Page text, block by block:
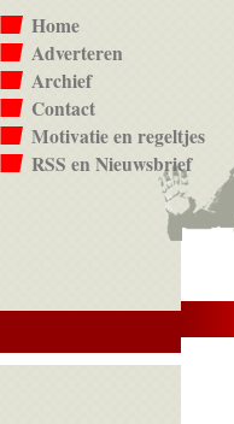
Home
Adverteren
Archief
Contact
Motivatie en regeltjes
RSS en Nieuwsbrief